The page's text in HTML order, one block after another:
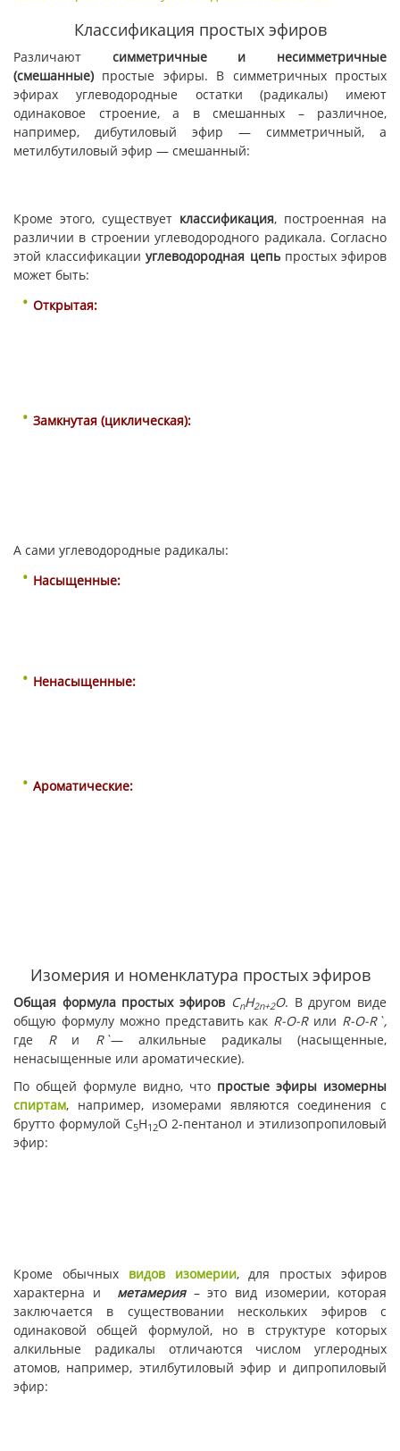
Классификация простых эфиров
Различают симметричные и несимметричные
(смешанные)простые эфиры. В симметричных простых
эфирах углеводородные остатки (радикалы) имеют
одинаковое строение, а в смешанных – различное,
например, дибутиловый эфир — симметричный, а
метилбутиловый эфир — смешанный:
Кроме этого, существует классификация, построенная на
различии в строении углеводородного радикала. Согласно
этой классификацииуглеводородная цепьпростых эфиров
может быть:
Открытая:
Замкнутая (циклическая):
А сами углеводородные радикалы:
Насыщенные:
Ненасыщенные:
Ароматические:
Изомерия и номенклатура простых эфиров
Общая формула простых эфиров CnH2n+2O. В другом виде
общую формулу можно представить как R-O-Rили R-O-R`,
где Rи R`— алкильные радикалы (насыщенные,
ненасыщенные или ароматические).
По общей формуле видно, что простые эфиры изомерны
спиртам, например, изомерами являются соединения с
брутто формулой С5Н12О 2-пентанол и этилизопропиловый
эфир:
Кроме обычных видов изомерии, для простых эфиров
характерна и метамерия– это вид изомерии, которая
заключается в существовании нескольких эфиров с
одинаковой общей формулой, но в структуре которых
алкильные радикалы отличаются числом углеродных
атомов, например, этилбутиловый эфир и дипропиловый
эфир: